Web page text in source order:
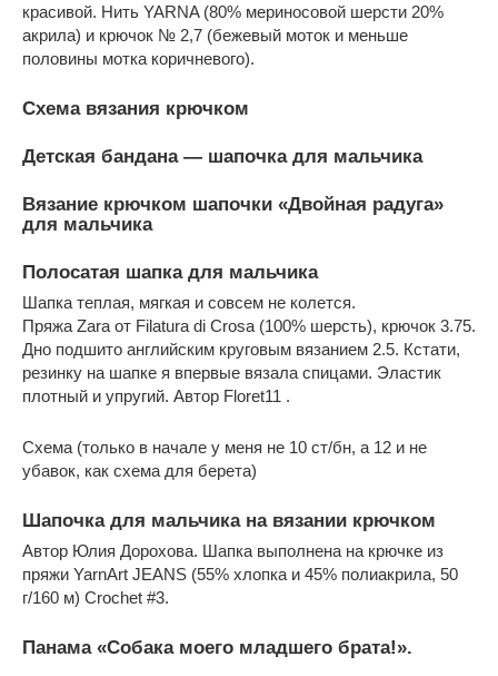
красивой. Нить YARNA (80% мериносовой шерсти 20%
акрила) и крючок № 2,7 (бежевый моток и меньше
половины мотка коричневого).
Схема вязания крючком
Детская бандана — шапочка для мальчика
Вязание крючком шапочки «Двойная радуга»
для мальчика
Полосатая шапка для мальчика
Шапка теплая, мягкая и совсем не колется.
Пряжа Zara от Filatura di Crosa (100% шерсть), крючок 3.75.
Дно подшито английским круговым вязанием 2.5. Кстати,
резинку на шапке я впервые вязала спицами. Эластик
плотный и упругий. Автор Floret11 .
Схема (только в начале у меня не 10 ст/бн, а 12 и не
убавок, как схема для берета)
Шапочка для мальчика на вязании крючком
Автор Юлия Дорохова. Шапка выполнена на крючке из
пряжи YarnArt JEANS (55% хлопка и 45% полиакрила, 50
г/160 м) Crochet #3.
Панама «Собака моего младшего брата!».